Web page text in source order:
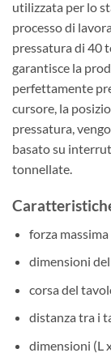
utilizzata per lo
processo di
pressatura di 40
garantisce la
perfettamente
cursore, la
pressatura,
basato su
tonnellate.
forza
dimensioni
corsa del
distanza tra i
dimensioni (L